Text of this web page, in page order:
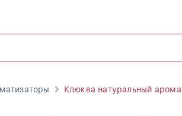
Клюква натуральный